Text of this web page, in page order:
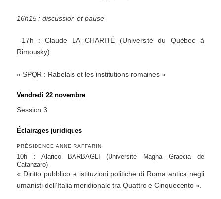
16h15 : discussion et pause
17h : Claude LA CHARITÉ (Université du Québec à
Rimousky)
« SPQR : Rabelais et les institutions romaines »
Vendredi 22 novembre
Session 3
Éclairages juridiques
PRÉSIDENCE ANNE RAFFARIN
10h : Alarico BARBAGLI (Université Magna Graecia de
Catanzaro)
« Diritto pubblico e istituzioni politiche di Roma antica negli
umanisti dell’Italia meridionale tra Quattro e Cinquecento ».